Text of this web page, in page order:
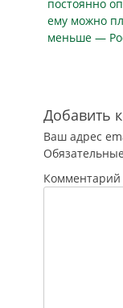
губернатором
Андреем
Московской
области
постоянно
ему можно
меньше —
Добавить
Ваш адрес
Комментарий